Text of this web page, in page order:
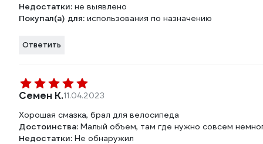
Недостатки: не выявлено
Покупал(а) для: использования по назначению
Ответить
Семен К.11.04.2023
Хорошая смазка, брал для велосипеда
Достоинства: Малый объем, там где нужно совсем
Недостатки: Не обнаружил